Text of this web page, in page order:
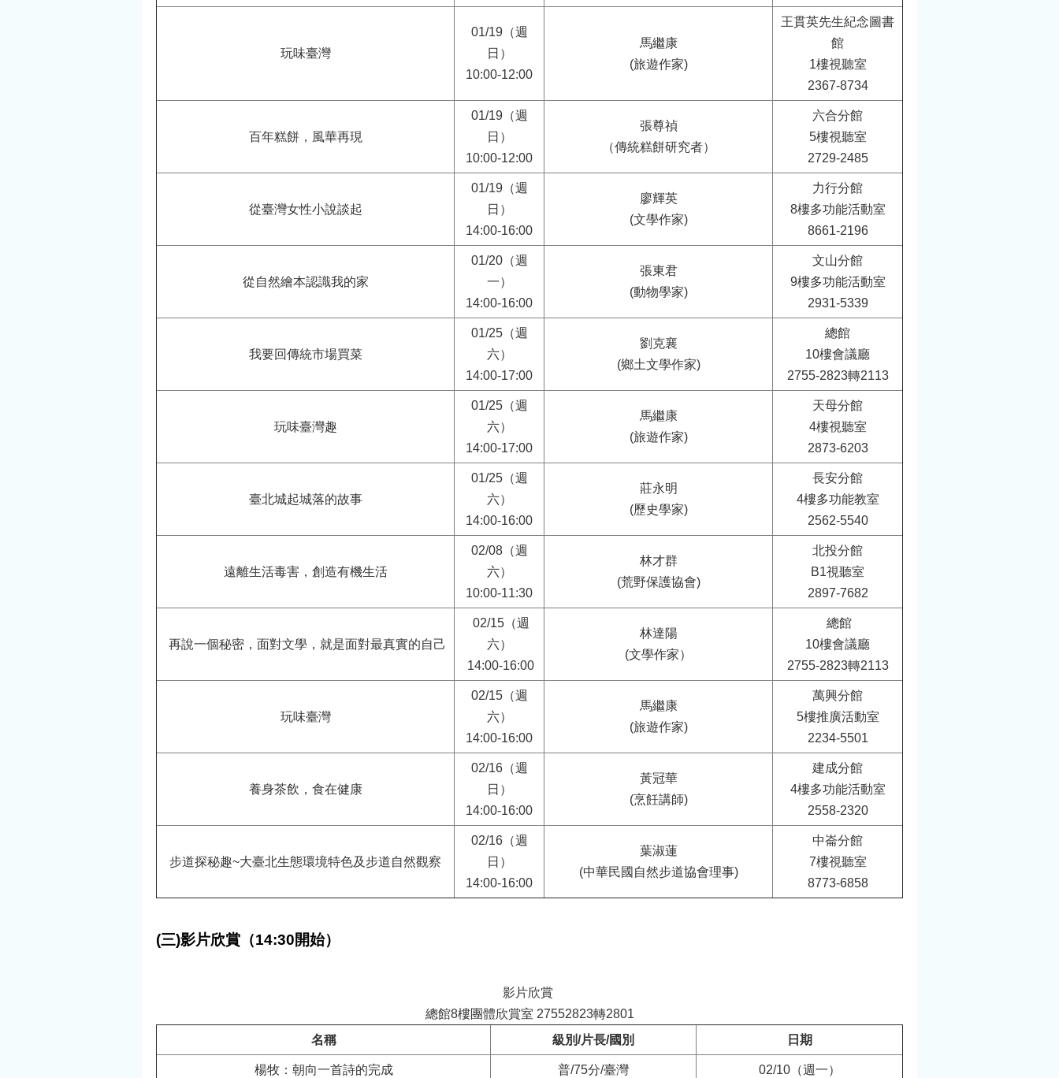
玩味臺灣
01/19（週
日）
10:00-12:00
馬繼康
(旅遊作家)
王貫英先生紀念圖書
館
1樓視聽室
2367-8734
百年糕餅，風華再現
01/19（週
日）
10:00-12:00
張尊禎
（傳統糕餅研究者）
六合分館
5樓視聽室
2729-2485
從臺灣女性小說談起
01/19（週
日）
14:00-16:00
廖輝英
(文學作家)
力行分館
8樓多功能活動室
8661-2196
從自然繪本認識我的家
01/20（週
一）
14:00-16:00
張東君
(動物學家)
文山分館
9樓多功能活動室
2931-5339
我要回傳統市場買菜
01/25（週
六）
14:00-17:00
劉克襄
(鄉土文學作家)
總館
10樓會議廳
2755-2823轉2113
玩味臺灣趣
01/25（週
六）
14:00-17:00
馬繼康
(旅遊作家)
天母分館
4樓視聽室
2873-6203
臺北城起城落的故事
01/25（週
六）
14:00-16:00
莊永明
(歷史學家)
長安分館
4樓多功能教室
2562-5540
遠離生活毒害，創造有機生活
02/08（週
六）
10:00-11:30
林才群
(荒野保護協會)
北投分館
B1視聽室
2897-7682
再說一個秘密，面對文學，就是面對最真實的自己
02/15（週
六）
14:00-16:00
林達陽
(文學作家）
總館
10樓會議廳
2755-2823轉2113
玩味臺灣
02/15（週
六）
14:00-16:00
馬繼康
(旅遊作家)
萬興分館
5樓推廣活動室
2234-5501
養身茶飲，食在健康
02/16（週
日）
14:00-16:00
黃冠華
(烹飪講師)
建成分館
4樓多功能活動室
2558-2320
步道探秘趣~大臺北生態環境特色及步道自然觀察
02/16（週
日）
14:00-16:00
葉淑蓮
(中華民國自然步道協會理事)
中崙分館
7樓視聽室
8773-6858
(三)影片欣賞（14:30開始）
影片欣賞
總館8樓團體欣賞室 27552823轉2801
名稱
級別/片長/國別 日期
楊牧：朝向一首詩的完成 普/75分/臺灣 02/10（週一）